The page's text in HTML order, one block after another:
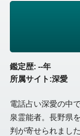
鑑定歴: --年
所属サイト:深愛
電話占い深愛の中
泉霊能者。長野県
判が寄せられまし